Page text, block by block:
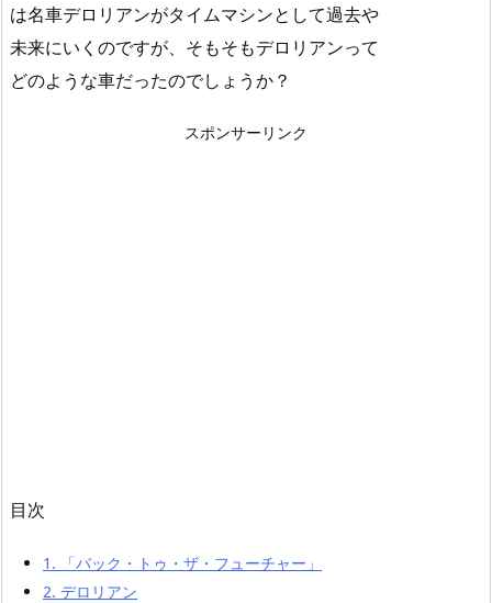
は名車デロリアンがタイムマシンとして過去や
未来にいくのですが、そもそもデロリアンって
どのような車だったのでしょうか？
スポンサーリンク
目次
1. 「バック・トゥ・ザ・フューチャー」
2. デロリアン